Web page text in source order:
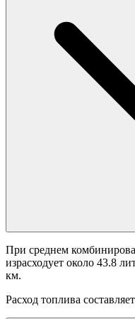
При среднем
израсходует около 43.8
км.
Расход топлива составляет